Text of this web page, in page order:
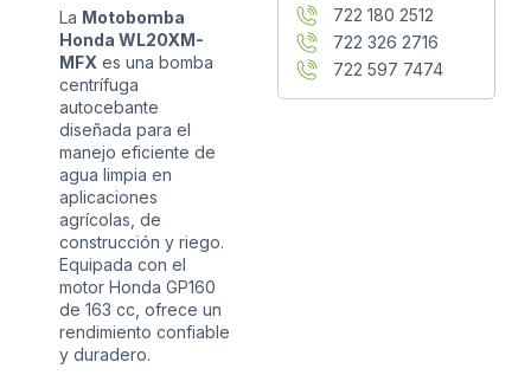
La Motobomba
Honda WL20XM-
MFX es una bomba
centrífuga
autocebante
diseñada para el
manejo eficiente de
agua limpia en
aplicaciones
agrícolas, de
construcción y riego.
Equipada con el
motor Honda GP160
de 163 cc, ofrece un
rendimiento confiable
y duradero.
722 180 2512
722 326 2716
722 597 7474